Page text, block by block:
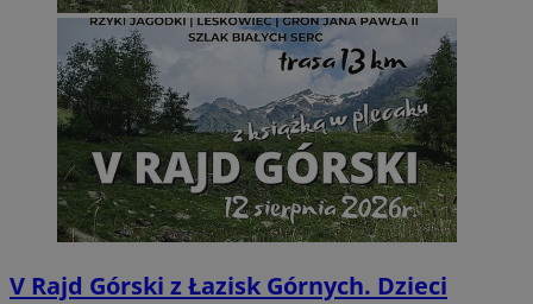
V Rajd Górski z Łazisk Górnych. Dzieci